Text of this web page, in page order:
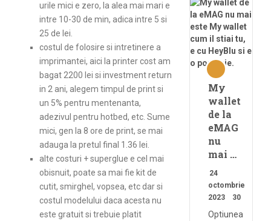
urile mici e zero, la alea mai mari e
intre 10-30 de min, adica intre 5 si
25 de lei.
costul de folosire si intretinere a
imprimantei, aici la printer cost am
bagat 2200 lei si investment return
in 2 ani, alegem timpul de print si
un 5% pentru mentenanta,
adezivul pentru hotbed, etc. Sume
mici, gen la 8 ore de print, se mai
adauga la pretul final 1.36 lei.
alte costuri + superglue e cel mai
obisnuit, poate sa mai fie kit de
cutit, smirghel, vopsea, etc dar si
costul modelului daca acesta nu
este gratuit si trebuie platit
My
wallet
de la
eMAG
nu
mai …
24
octombrie
2023
30
Optiunea